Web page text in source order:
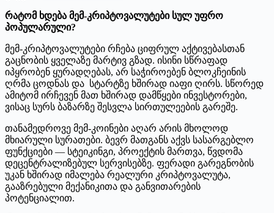
რატომ ხდება მემ-კრიპტოვალუტები სულ უფრო
პოპულარული?
მემ-კრიპტოვალუტები რჩება ციფრულ აქტივებასთან
გაცნობის ყველაზე მარტივ გზად. ისინი სწრაფად
იპყრობენ ყურადღებას, არ საჭიროებენ ბლოკჩეინის
ღრმა ცოდნას და სტარტზე ხშირად იაფი ღირს. სწორედ
ამიტომ ირჩევენ მათ ხშირად დამწყები ინვესტორები,
ვისაც სურს ბაზარზე შესვლა სირთულეების გარეშე.
თანამედროვე მემ-კოინები აღარ არის მხოლოდ
მხიარული სურათები. ბევრ მათგანს აქვს სასარგებლო
ფუნქციები — სტეიკინგი, პროექტის მართვა, წვდომა
დეცენტრალიზებულ სერვისებზე. ფერადი გარეგნობის
უკან ხშირად იმალება რეალური კრიპტოვალუტა,
გააზრებული მექანიკითა და განვითარების
პოტენციალით.